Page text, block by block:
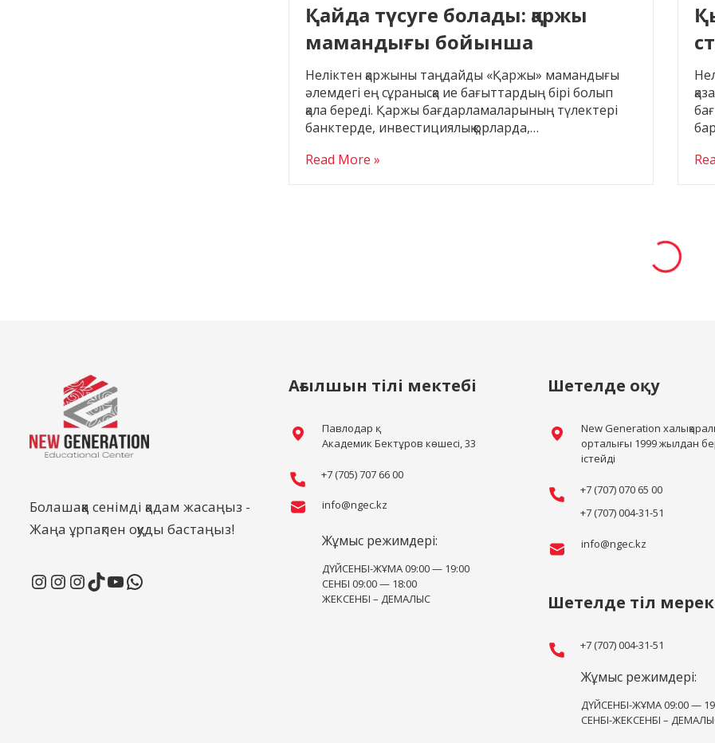
Қайда түсуге болады: қаржы
мамандығы бойынша
қазақстандық студенттерге
арналған үздік шетелдік
университеттер
Неліктен қаржыны таңдайды «Қаржы» мамандығы
әлемдегі ең сұранысқа ие бағыттардың бірі болып
қала береді. Қаржы бағдарламаларының түлектері
банктерде, инвестициялық қорларда,…
Read More »
Павлодар қ.
+7 (705) 707 66 00
info@ngec.kz
Жұмыс режимдері:
ДҮЙСЕНБІ-ЖҰМА 09:00 — 19:00
СЕНБІ 09:00 — 18:00
ЖЕКСЕНБІ – ДЕМАЛЫС
New Generation
істейді
+7 (707) 070 65 00
info@ngec.kz
+7 (707) 004-31-51
Жұмыс режимдері:
ДҮЙСЕНБІ-ЖҰМА 09:00 —
СЕНБІ-ЖЕКСЕНБІ – ДЕМАЛЫС